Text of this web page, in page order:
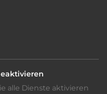
alle Dienste aktivieren